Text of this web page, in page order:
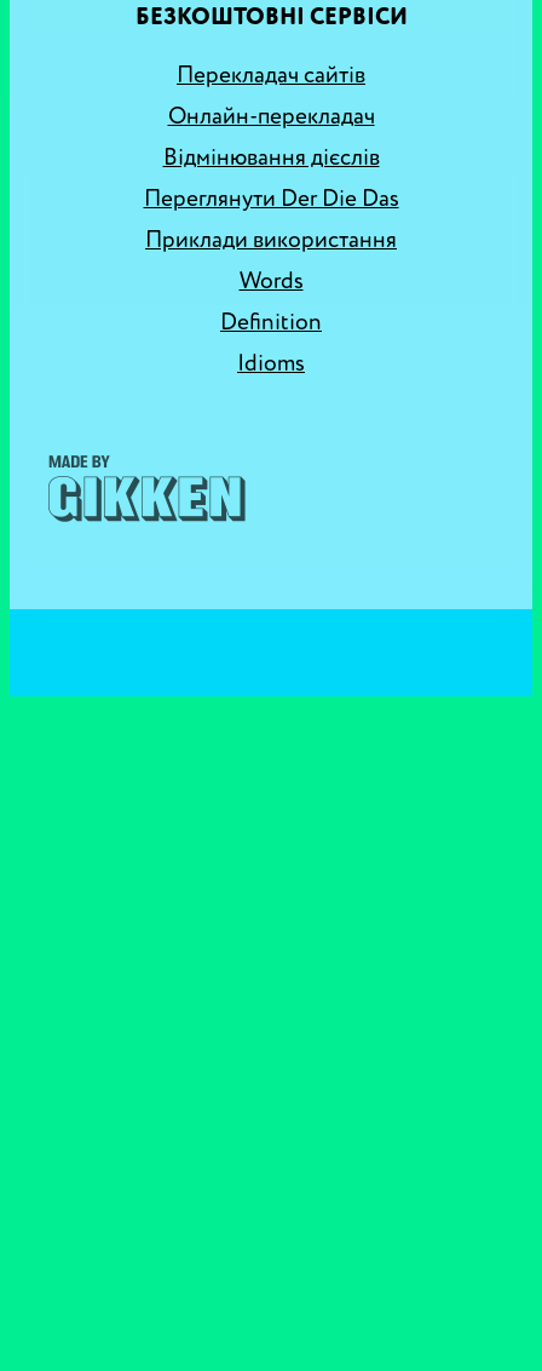
БЕЗКОШТОВНІ СЕРВІСИ
Перекладач сайтів
Онлайн-перекладач
Відмінювання дієслів
Переглянути Der Die Das
Приклади використання
Words
Definition
Idioms